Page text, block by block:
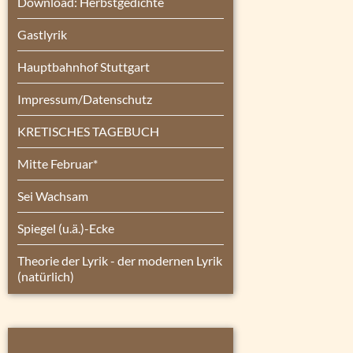
Gastlyrik
Hauptbahnhof Stuttgart
Impressum/Datenschutz
KRETISCHES TAGEBUCH
Mitte Februar*
Sei Wachsam
Spiegel (u.ä.)-Ecke
Theorie der Lyrik - der modernen Lyrik
(natürlich)